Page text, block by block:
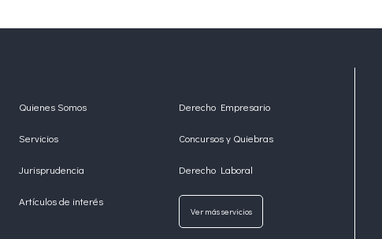
Quienes Somos
Servicios
Jurisprudencia
Artículos de interés
Derecho Empresario
Concursos y Quiebras
Derecho Laboral
Ver más servicios